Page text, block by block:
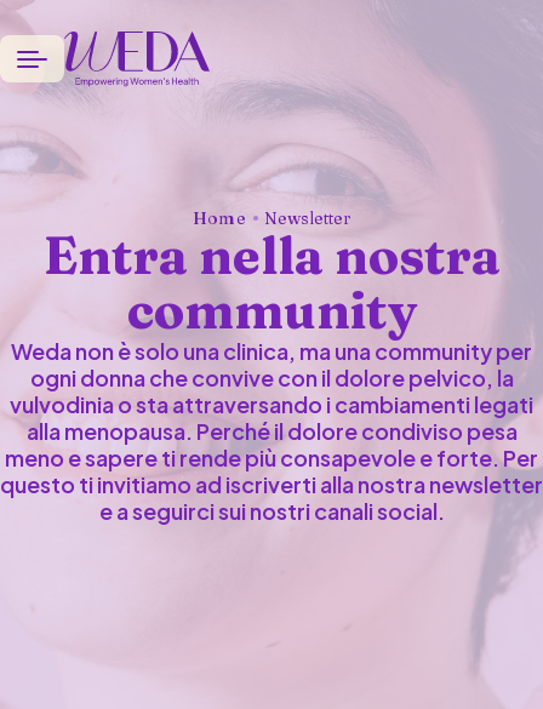
Home Newsletter
Entra nella nostra
community
Weda non è solo una clinica, ma una community per
ogni donna che convive con il dolore pelvico, la
vulvodinia o sta attraversando i cambiamenti legati
alla menopausa. Perché il dolore condiviso pesa
meno e sapere ti rende più consapevole e forte. Per
questo ti invitiamo ad iscriverti alla nostra newsletter
e a seguirci sui nostri canali social.